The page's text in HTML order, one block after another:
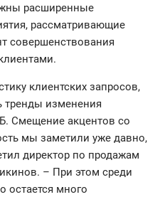
расширенные
рассматривающие
совершенствования
клиентских запросов,
тренды изменения
Смещение акцентов со
мы заметили уже давно,
директор по продажам
– При этом среди
остается много